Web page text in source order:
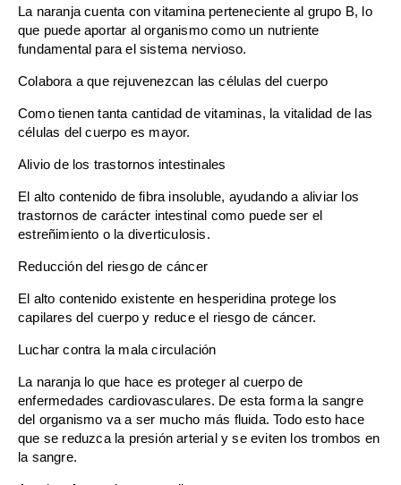
La naranja cuenta con vitamina perteneciente al grupo B, lo
que puede aportar al organismo como un nutriente
fundamental para el sistema nervioso.
Colabora a que rejuvenezcan las células del cuerpo
Como tienen tanta cantidad de vitaminas, la vitalidad de las
células del cuerpo es mayor.
Alivio de los trastornos intestinales
El alto contenido de fibra insoluble, ayudando a aliviar los
trastornos de carácter intestinal como puede ser el
estreñimiento o la diverticulosis.
Reducción del riesgo de cáncer
El alto contenido existente en hesperidina protege los
capilares del cuerpo y reduce el riesgo de cáncer.
Luchar contra la mala circulación
La naranja lo que hace es proteger al cuerpo de
enfermedades cardiovasculares. De esta forma la sangre
del organismo va a ser mucho más fluida. Todo esto hace
que se reduzca la presión arterial y se eviten los trombos en
la sangre.